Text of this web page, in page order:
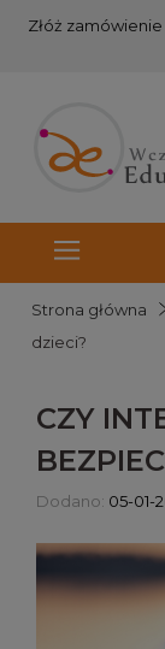
Złóż
Strona główna
dzieci?
CZY
Dodano: 05-01-